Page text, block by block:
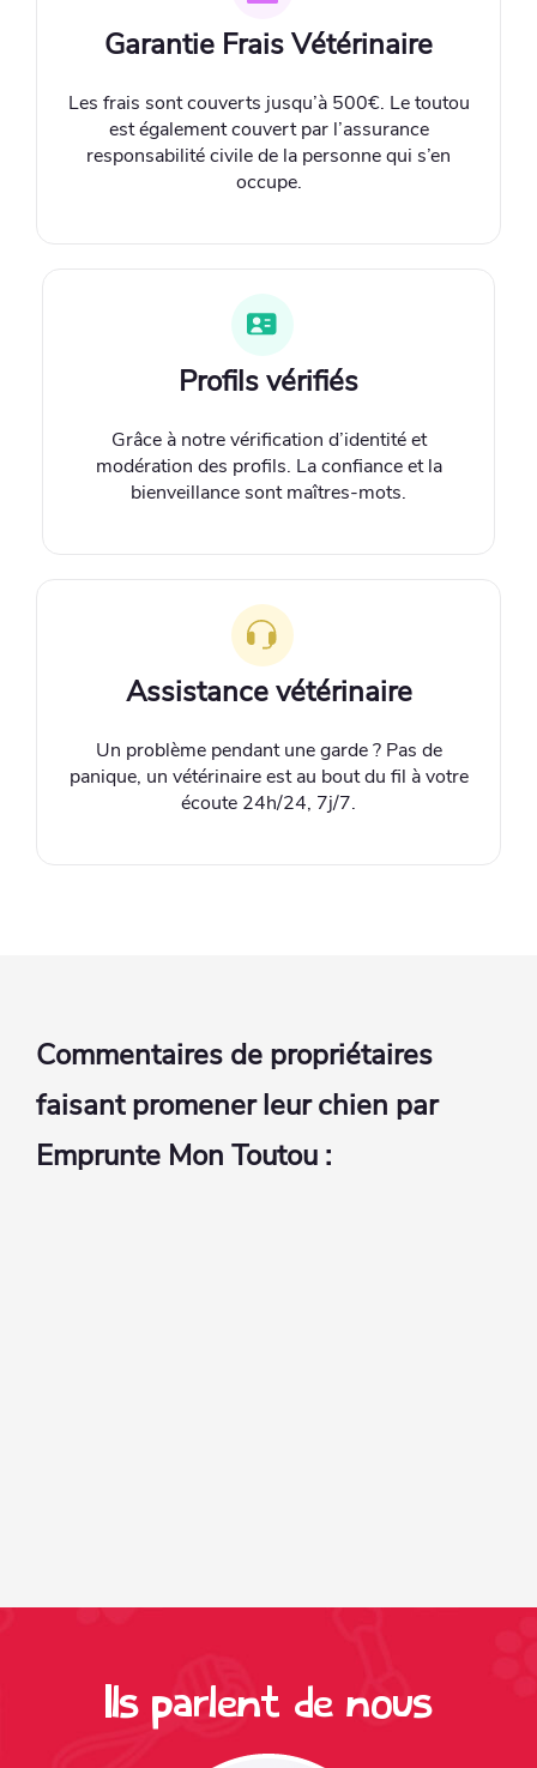
Garantie Frais Vétérinaire
Les frais sont couverts jusqu’à 500€. Le toutou
est également couvert par l’assurance
responsabilité civile de la personne qui s’en
occupe.
Profils vérifiés
Grâce à notre vérification d’identité et
modération des profils. La confiance et la
bienveillance sont maîtres-mots.
Assistance vétérinaire
Un problème pendant une garde ? Pas de
panique, un vétérinaire est au bout du fil à votre
écoute 24h/24, 7j/7.
Commentaires de propriétaires
faisant promener leur chien par
Emprunte Mon Toutou :
Ils parlent de nous